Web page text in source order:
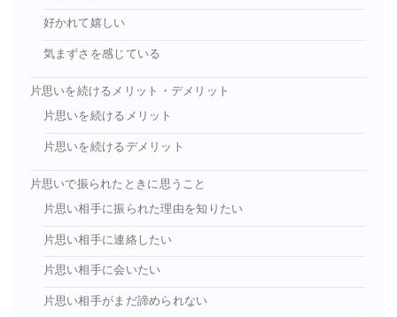
好かれて嬉しい
気まずさを感じている
片思いを続けるメリット・デメリット
片思いを続けるメリット
片思いを続けるデメリット
片思いで振られたときに思うこと
片思い相手に振られた理由を知りたい
片思い相手に連絡したい
片思い相手に会いたい
片思い相手がまだ諦められない